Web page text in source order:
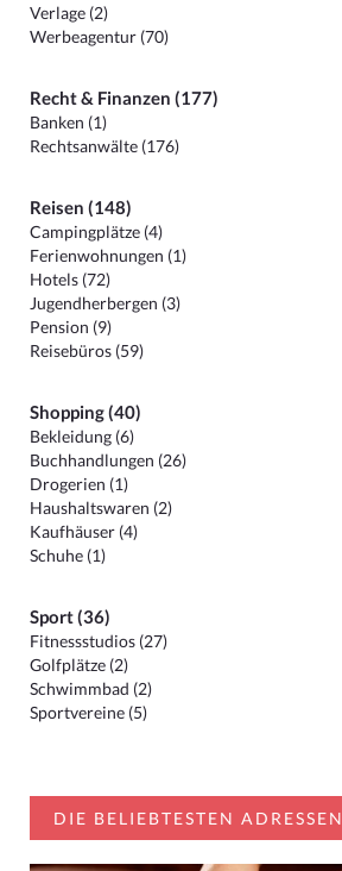
Verlage (2)
Werbeagentur (70)
Recht & Finanzen (177)
Banken (1)
Rechtsanwälte (176)
Reisen (148)
Campingplätze (4)
Ferienwohnungen (1)
Hotels (72)
Jugendherbergen (3)
Pension (9)
Reisebüros (59)
Shopping (40)
Bekleidung (6)
Buchhandlungen (26)
Drogerien (1)
Haushaltswaren (2)
Kaufhäuser (4)
Schuhe (1)
Sport (36)
Fitnessstudios (27)
Golfplätze (2)
Schwimmbad (2)
Sportvereine (5)
DIE BELIEBTESTEN ADRESSEN